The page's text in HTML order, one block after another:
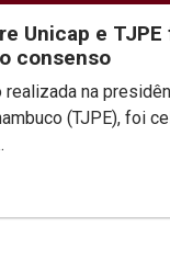
Unicap e
consenso
realizada na
(TJPE), foi